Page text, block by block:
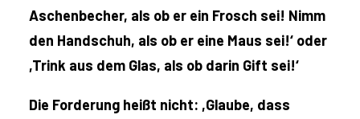
Aschenbecher, als ob er ein Frosch sei! Nimm
den Handschuh, als ob er eine Maus sei!‘ oder
,Trink aus dem Glas, als ob darin Gift sei!‘
Die Forderung heißt nicht: ,Glaube, dass